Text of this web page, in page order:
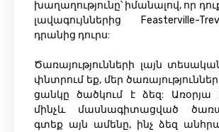
խաղաղությունը՝ իմանալով, որ
լավագույններից Feasterville-
դրանից դուրս:
Ծառայությունների լայն
փնտրում եք, մեր
ցանկը ծածկում է ձեզ: Առօրյա
մինչև մասնագիտացված
գտեք այն ամենը, ինչ ձեզ